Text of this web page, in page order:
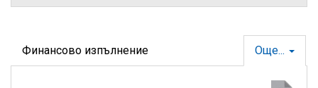
Още...
Финансово изпълнение